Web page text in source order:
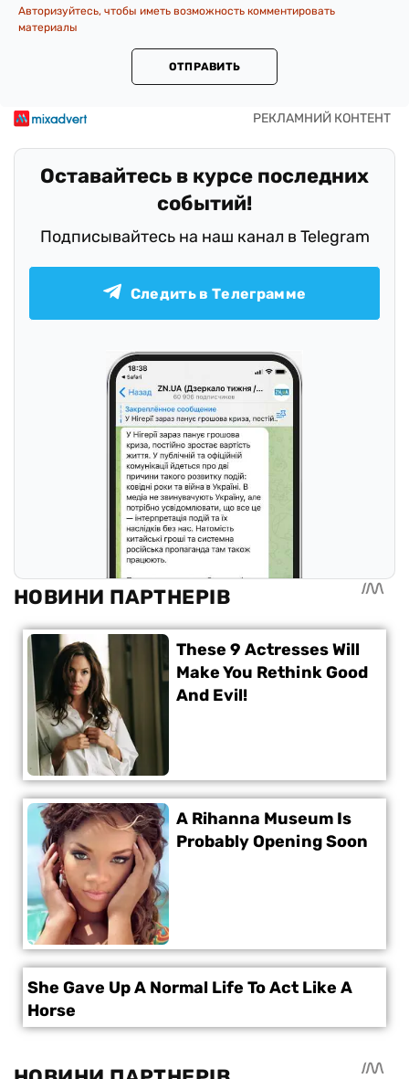
Авторизуйтесь, чтобы иметь возможность комментировать
материалы
ОТПРАВИТЬ
Оставайтесь в курсе последних
событий!
Подписывайтесь на наш канал в Telegram
Следить в Телеграмме